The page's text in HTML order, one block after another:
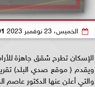
الخميس، 23 نوفمبر 2023
الإسكان تطرح شقق جاهزة
والتي أعلن عنها الدكتور عاصم